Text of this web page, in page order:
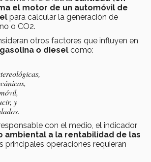
el motor de un automóvil de
para calcular la generación de
o CO2.
otros factores que influyen en
o diesel como:
y
con el medio, el indicador
ambiental a la rentabilidad de las
principales operaciones requieran